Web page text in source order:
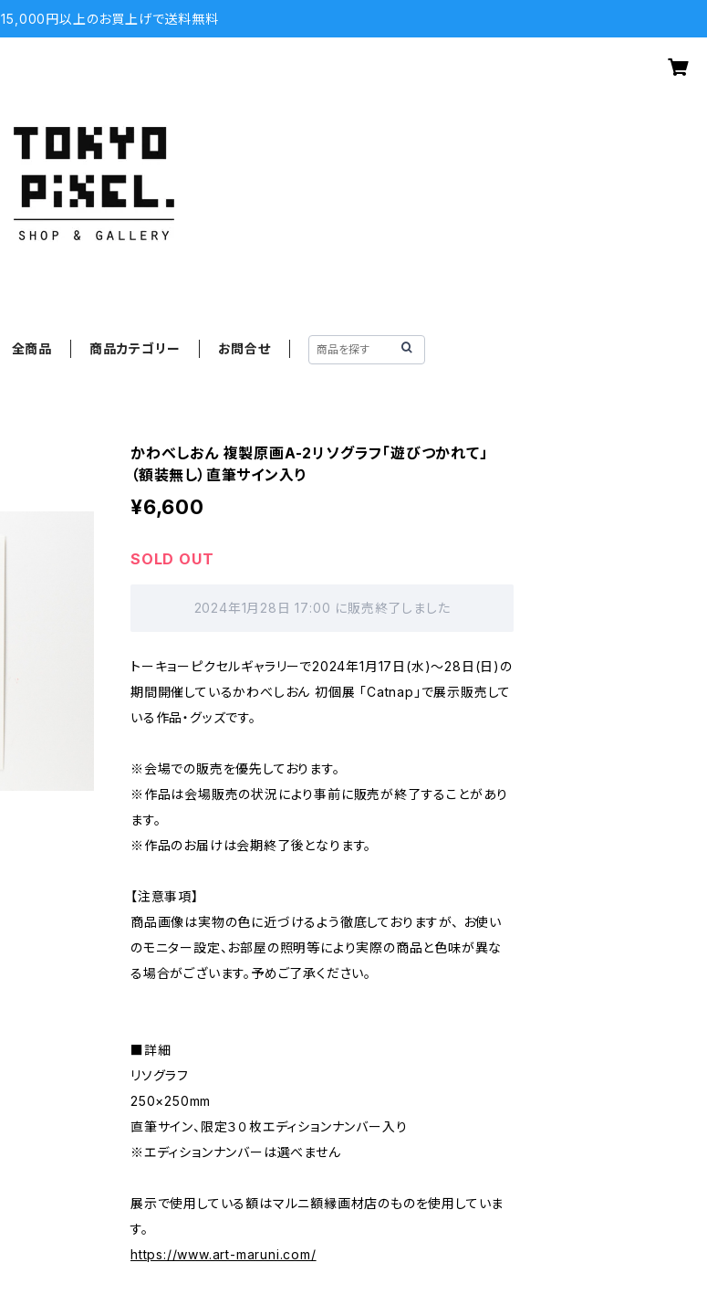
15,000円以上のお買上げで送料無料
全商品 商品カテゴリー お問合せ
かわべしおん 複製原画A-2リソグラフ「遊びつかれて」
（額装無し）直筆サイン入り
¥6,600
SOLD OUT
2024年1月28日 17:00 に販売終了しました
トーキョーピクセルギャラリーで2024年1月17日(水)〜28日(日)の
期間開催しているかわべしおん 初個展 「Catnap」で展示販売して
いる作品・グッズです。
※会場での販売を優先しております。
※作品は会場販売の状況により事前に販売が終了することがあり
ます。
※作品のお届けは会期終了後となります。
【注意事項】
商品画像は実物の色に近づけるよう徹底しておりますが、 お使い
のモニター設定、お部屋の照明等により実際の商品と色味が異な
る場合がございます。予めご了承ください。
■詳細
リソグラフ
250×250mm
直筆サイン、限定３０枚エディションナンバー入り
※エディションナンバーは選べません
展示で使用している額はマルニ額縁画材店のものを使用していま
す。
https://www.art-maruni.com/